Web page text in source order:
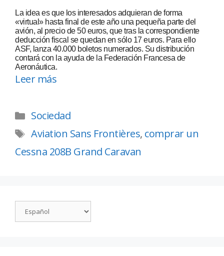
La idea es que los interesados adquieran de forma
«virtual» hasta final de este año una pequeña parte del
avión, al precio de 50 euros, que tras la correspondiente
deducción fiscal se quedan en sólo 17 euros. Para ello
ASF, lanza 40.000 boletos numerados. Su distribución
contará con la ayuda de la Federación Francesa de
Aeronáutica.
Leer más
Sociedad
Aviation Sans Frontières, comprar un
Cessna 208B Grand Caravan